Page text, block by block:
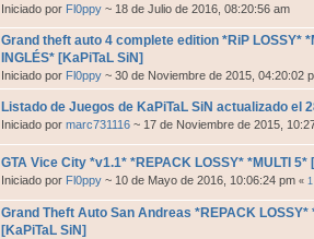
Iniciado por Fl0ppy ~ 18 de Julio de 2016, 08:20:56 am
Grand theft auto 4 complete edition *RiP LOSSY*
INGLÉS* [KaPiTaL SiN]
Iniciado por Fl0ppy ~ 30 de Noviembre de 2015, 04:20:02
Listado de Juegos de KaPiTaL SiN actualizado el
Iniciado por marc731116 ~ 17 de Noviembre de 2015,
GTA Vice City *v1.1* *REPACK LOSSY* *MULTI 5*
Iniciado por Fl0ppy ~ 10 de Mayo de 2016, 10:06:24 pm « 1
Grand Theft Auto San Andreas *REPACK LOSSY*
[KaPiTaL SiN]